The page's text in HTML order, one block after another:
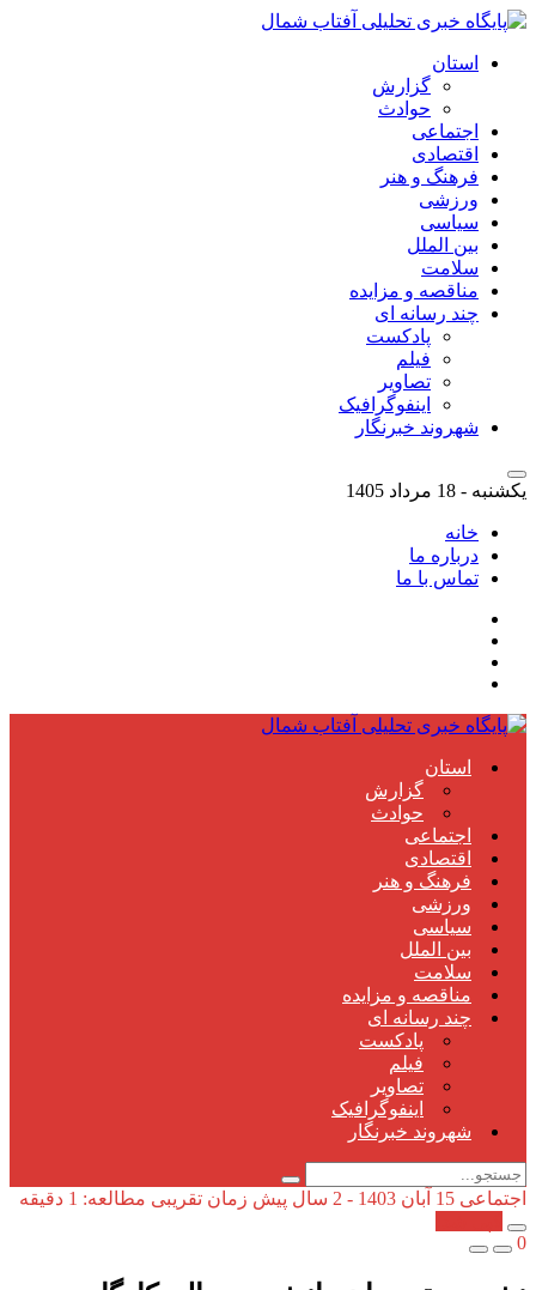
استان
گزارش
حوادث
اجتماعی
اقتصادی
فرهنگ و هنر
ورزشی
سیاسی
بین الملل
سلامت
مناقصه و مزایده
چند رسانه ای
پادکست
فیلم
تصاویر
اینفوگرافیک
شهروند خبرنگار
یکشنبه - 18 مرداد 1405
خانه
درباره ما
تماس با ما
استان
گزارش
حوادث
اجتماعی
اقتصادی
فرهنگ و هنر
ورزشی
سیاسی
بین الملل
سلامت
مناقصه و مزایده
چند رسانه ای
پادکست
فیلم
تصاویر
اینفوگرافیک
شهروند خبرنگار
اجتماعی 15 آبان 1403 - 2 سال پیش
زمان تقریبی مطالعه: 1 دقیقه
0